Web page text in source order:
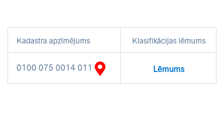
Kadastra apzīmējums Klasifikācijas lēmums
0100 075 0014 011 Lēmums